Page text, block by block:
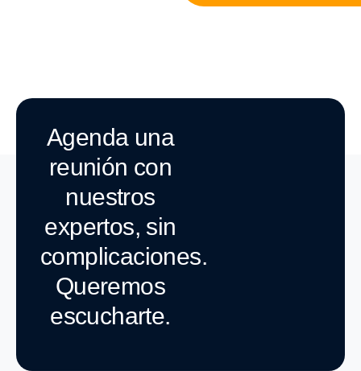
Agenda una
reunión con
nuestros
expertos, sin
complicaciones.
Queremos
escucharte.